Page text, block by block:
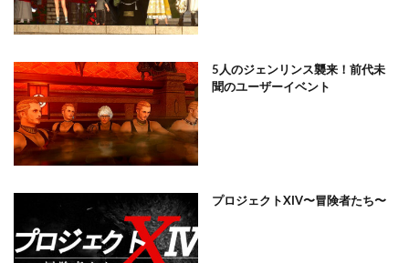
5人のジェンリンス襲来！前代未
聞のユーザーイベント
プロジェクトXIV〜冒険者たち〜